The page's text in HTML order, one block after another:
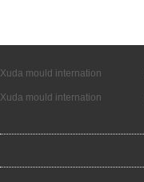
Xuda mould internation
Xuda mould internation